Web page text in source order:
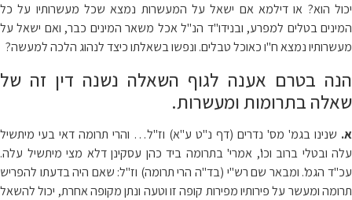
יכול הוא? או דילמא אם ישאל על המעשרות נמצא שכל מעשרותיו על כל
המינים בטלים למפרע, ובנידו"ד הנ"ל אכל משאר המינים כבר, ואם ישאל על
מעשרותיו נמצא ח"ו כאוכל טבלים. ונפשו בשאלתו כיצד לנהוג הלכה למעשה?
הנה בטרם אענה לגוף השאלה נשנה דין זה של
שאלה בתרומות ומעשרות.
א. שנינו בגמ' מס' נדרים (דף נ"ט ע"א) וז"ל… והרי תרומה דאי בעי מיתשיל
עלה ובטלי ברוב וכו', אמרי' בתרומה ביד כהן עסקינן דלא מצי מיתשיל עלה.
עכ"ד הגמ'. ומבאר שם רש"י (בד"ה הרי תרומה) וז"ל: שאם היה בדעתו להפריש
תרומה ומעשר על פירותיו מפירות קופה זו וטעה ונתן מקופה אחרת, יכול להשאל